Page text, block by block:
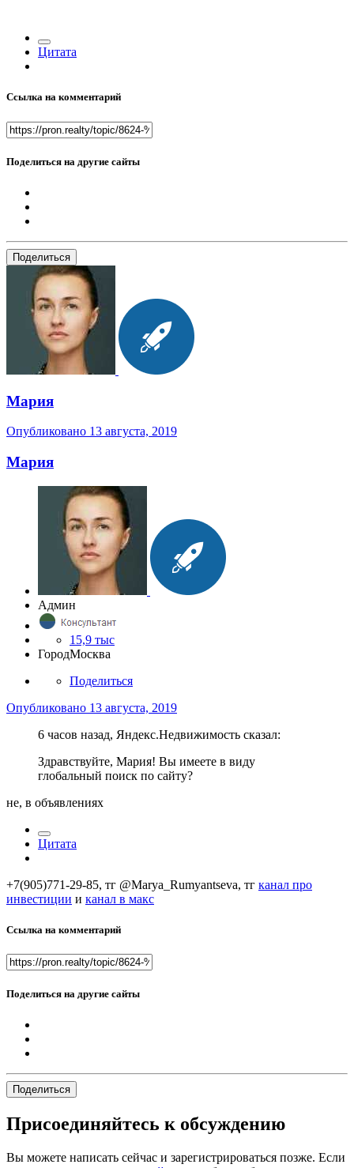
Цитата
Ссылка на комментарий
Поделиться на другие сайты
Поделиться
Мария
Опубликовано 13 августа, 2019
Мария
Админ
15,9 тыс
ГородМосква
Поделиться
Опубликовано 13 августа, 2019
6 часов назад, Яндекс.Недвижимость сказал:
Здравствуйте, Мария! Вы имеете в виду
глобальный поиск по сайту?
не, в объявлениях
Цитата
+7(905)771-29-85, тг @Marya_Rumyantseva, тг канал про
инвестиции и канал в макс
Ссылка на комментарий
Поделиться на другие сайты
Поделиться
Присоединяйтесь к обсуждению
Вы можете написать сейчас и зарегистрироваться позже. Если